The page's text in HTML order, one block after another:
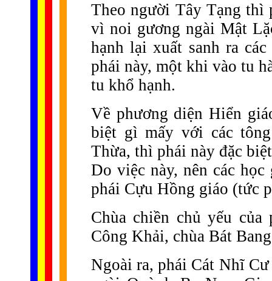
Theo người Tây Tạng thì
vì noi gương ngài Mật
hạnh lại xuất sanh ra
phái này, một khi vào tu
tu khổ hạnh.
Về phương diện Hiển
biệt gì mấy với các
Thừa, thì phái này đặc
Do việc này, nên các
phái Cựu Hồng giáo (tức
Chùa chiền chủ yếu
Công Khải, chùa Bát
Ngoài ra, phái Cát Nhĩ